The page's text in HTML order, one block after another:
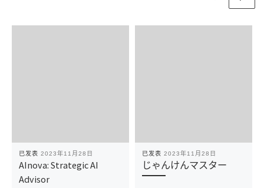
已发表 2023年11月28日
AInova: Strategic AI
Advisor
已发表 2023年11月28日
じゃんけんマスター